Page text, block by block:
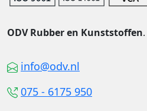
ODV Rubber en Kunststoffen.
info@odv.nl
075 - 6175 950